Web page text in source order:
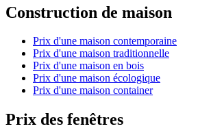
Construction de maison
Prix d'une maison contemporaine
Prix d'une maison traditionnelle
Prix d'une maison en bois
Prix d'une maison écologique
Prix d'une maison container
Prix des fenêtres